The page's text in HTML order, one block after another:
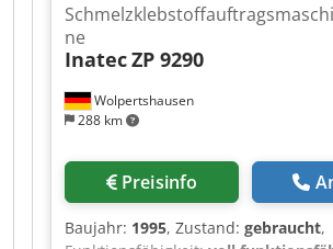
Wolpertshausen
288 km
Schmelzklebstoffauftragsmaschi
ne
InatecZP 9290
Preisinfo
Baujahr: 1995, Zustand: gebraucht,